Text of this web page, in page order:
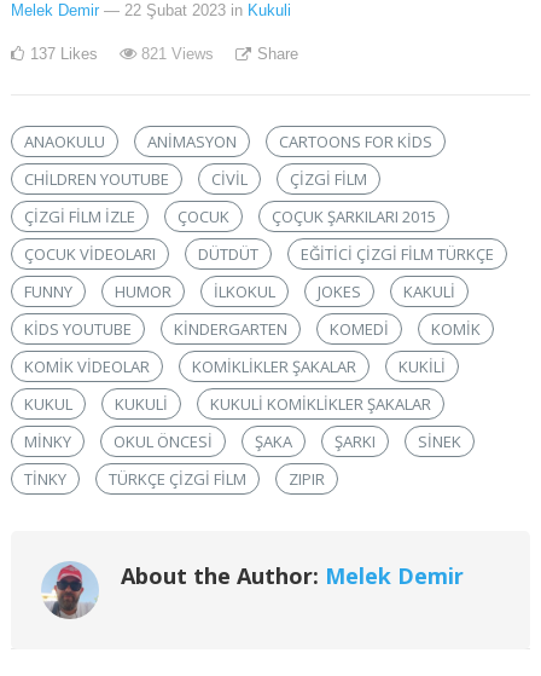
Melek Demir — 22 Şubat 2023 in Kukuli
137 Likes 821Views Share
ANAOKULU ANIMASYON
CARTOONS FOR KIDS
CHILDREN YOUTUBE
CIVIL
ÇIZGI FILM
ÇIZGI FILM IZLE
ÇOCUK
ÇOÇUK ŞARKILARI 2015
ÇOCUK VIDEOLARI
DÜTDÜT
EĞITICI ÇIZGI FILM TÜRKÇE
FUNNY
HUMOR ILKOKUL JOKES
KAKULI
KIDS YOUTUBE
KINDERGARTEN KOMEDI
KOMIK
KOMIK VIDEOLAR
KOMIKLIKLER ŞAKALAR
KUKILI
KUKUL
KUKULI
KUKULI KOMIKLIKLER ŞAKALAR
MINKY
OKUL ÖNCESI ŞAKA ŞARKI
SİNEK
TINKY
TÜRKÇE ÇIZGI FILM ZIPIR
About the Author: Melek Demir